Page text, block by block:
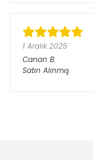
1 Aralık 2025
Canan B.
Satın Alınmış